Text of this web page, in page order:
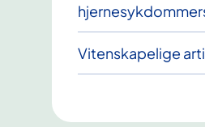
Vitenskapelige